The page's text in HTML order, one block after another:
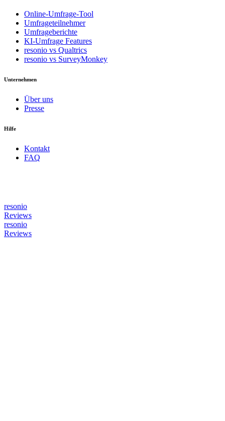
Online-Umfrage-Tool
Umfrageteilnehmer
Umfrageberichte
KI-Umfrage Features
resonio vs Qualtrics
resonio vs SurveyMonkey
Unternehmen
Über uns
Presse
Hilfe
Kontakt
FAQ
resonio
Reviews
resonio
Reviews